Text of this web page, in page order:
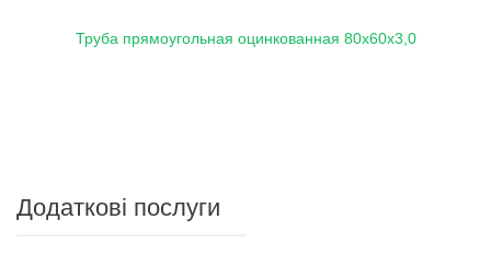
Труба прямоугольная оцинкованная 80х60х3,0
Додаткові послуги